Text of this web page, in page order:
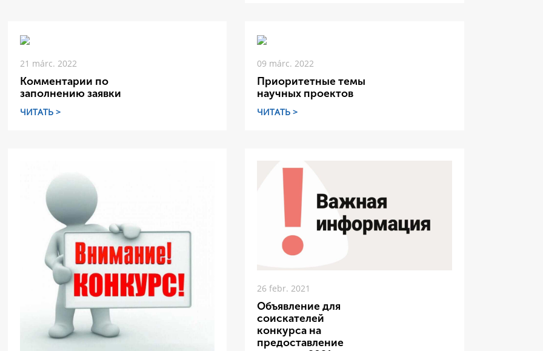
21 márc. 2022
Комментарии по
заполнению заявки
ЧИТАТЬ >
09 márc. 2022
Приоритетные темы
научных проектов
ЧИТАТЬ >
26 febr. 2021
Объявление для
соискателей
конкурса на
предоставление